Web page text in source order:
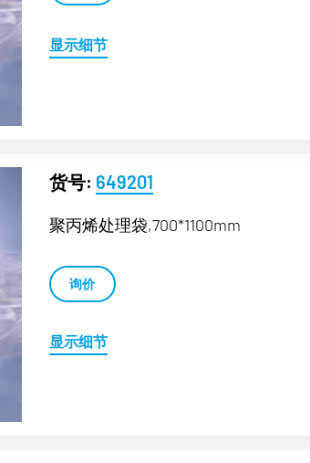
显示细节
货号: 649201
聚丙烯处理袋,700*1100mm
询价
显示细节